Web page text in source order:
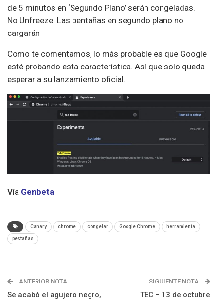
de 5 minutos en ‘Segundo Plano’ serán congeladas.
No Unfreeze: Las pentañas en segundo plano no
cargarán
Como te comentamos, lo más probable es que Google
esté probando esta característica. Así que solo queda
esperar a su lanzamiento oficial.
Vía Genbeta
Canary chrome congelar Google Chrome herramienta
pestañas
ANTERIOR NOTA
Se acabó el agujero negro,
SIGUIENTE NOTA
TEC – 13 de octubre